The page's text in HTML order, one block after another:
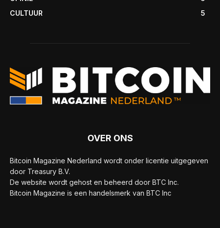
CULTUUR
5
OVER ONS
Bitcoin Magazine Nederland wordt onder licentie uitgegeven
door Treasury B.V.
De website wordt gehost en beheerd door BTC Inc.
Bitcoin Magazine is een handelsmerk van BTC Inc